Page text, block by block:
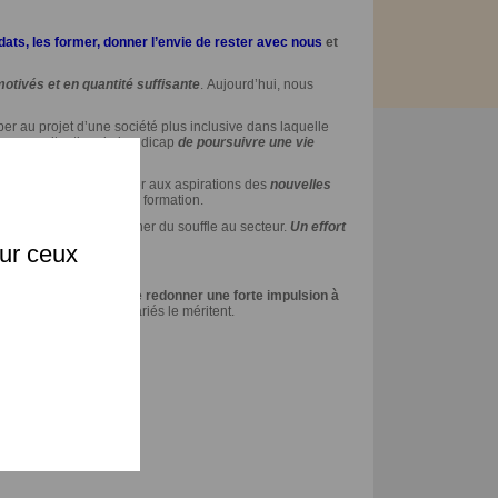
les former, donner l’envie de rester avec nous et
et en quantité suffisante. Aujourd’hui, nous
au projet d’une société plus inclusive dans laquelle
en situation de handicap de poursuivre une vie
doit s’adapter aux aspirations des nouvelles
notamment par la formation.
nécessité de redonner du souffle au secteur. Un effort
mort.
Il est urgent de redonner une forte impulsion à
ainsi que nos salariés le méritent.
ceux